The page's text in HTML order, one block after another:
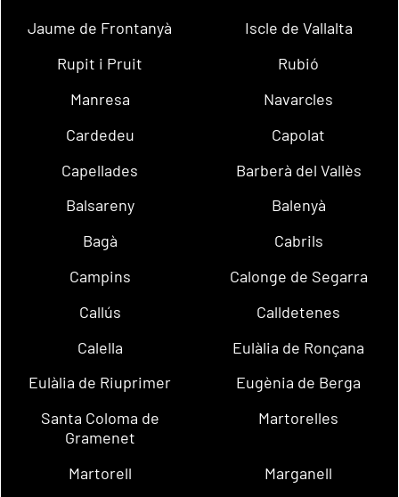
Jaume de Frontanyà
Iscle de Vallalta
Rupit i Pruit
Rubió
Manresa
Navarcles
Cardedeu
Capolat
Capellades
Barberà del Vallès
Balsareny
Balenyà
Bagà
Cabrils
Campins
Calonge de Segarra
Callús
Calldetenes
Calella
Eulàlia de Ronçana
Eulàlia de Riuprimer
Eugènia de Berga
Santa Coloma de
Gramenet
Martorelles
Martorell
Marganell